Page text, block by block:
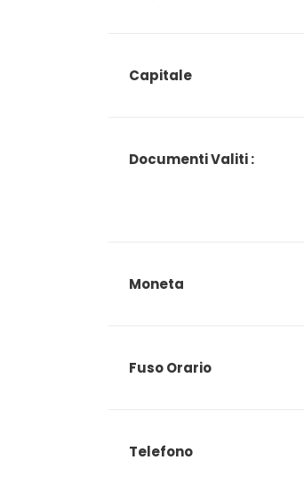
Capitale
Documenti Valiti :
Moneta
Fuso Orario
Telefono